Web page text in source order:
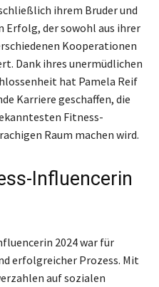
ihrem Bruder und
der sowohl aus ihrer
Kooperationen
Dank ihres unermüdlichen
hat Pamela Reif
Karriere geschaffen, die
Fitness-
Raum machen wird.
Influencerin
2024 war für
erfolgreicher Prozess. Mit
auf sozialen